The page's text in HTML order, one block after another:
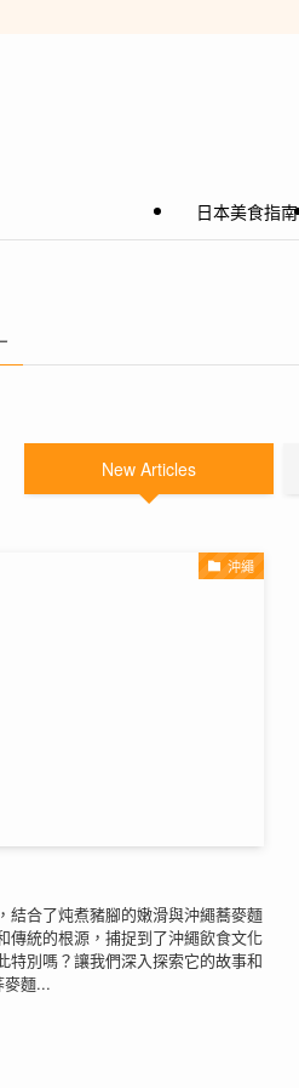
日本美食指南
New Articles
沖繩
結合了炖煮豬腳的嫩滑與沖繩蕎麥麵
傳統的根源，捕捉到了沖繩飲食文化
特別嗎？讓我們深入探索它的故事和
麥麵...